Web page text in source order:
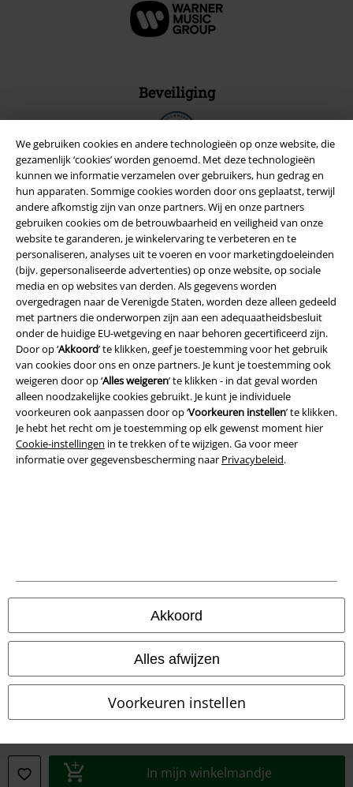
We gebruiken cookies en andere technologieën op onze website, die
gezamenlijk ‘cookies’ worden genoemd. Met deze technologieën
kunnen we informatie verzamelen over gebruikers, hun gedrag en
hun apparaten. Sommige cookies worden door ons geplaatst, terwijl
andere afkomstig zijn van onze partners. Wij en onze partners
gebruiken cookies om de betrouwbaarheid en veiligheid van onze
website te garanderen, je winkelervaring te verbeteren en te
personaliseren, analyses uit te voeren en voor marketingdoeleinden
(bijv. gepersonaliseerde advertenties) op onze website, op sociale
media en op websites van derden. Als gegevens worden
overgedragen naar de Verenigde Staten, worden deze alleen gedeeld
met partners die onderworpen zijn aan een adequaatheidsbesluit
onder de huidige EU-wetgeving en naar behoren gecertificeerd zijn.
Door op ‘Akkoord’ te klikken, geef je toestemming voor het gebruik
van cookies door ons en onze partners. Je kunt je toestemming ook
weigeren door op ‘Alles weigeren’ te klikken - in dat geval worden
alleen noodzakelijke cookies gebruikt. Je kunt je individuele
voorkeuren ook aanpassen door op ‘Voorkeuren instellen’ te klikken.
Je hebt het recht om je toestemming op elk gewenst moment hier
Cookie-instellingen in te trekken of te wijzigen. Ga voor meer
informatie over gegevensbescherming naar Privacybeleid.
Akkoord
Alles afwijzen
Voorkeuren instellen
In mijn winkelmandje
Beveiliging
Legal
Algemene Voorwaarden
Bedrijfsgegevens
Privacyverklaring
Verklaring van conformiteit
Alle prijzen incl.wettelijke BTW
© 1986-2026 Large Popmerchandising BV
Onze online shops
EMP France